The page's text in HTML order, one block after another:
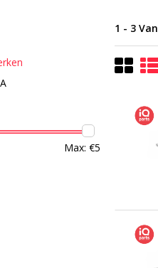
Max: €5
1 - 3